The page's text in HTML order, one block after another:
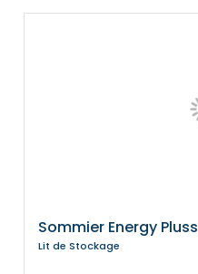
Sommier Energy Pluss
Lit de Stockage